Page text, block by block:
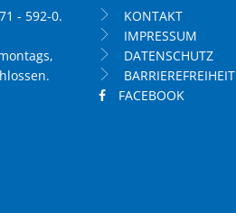
- 592-0.
KONTAKT
IMPRESSUM
DATENSCHUTZ
BARRIEREFREIHEIT
FACEBOOK